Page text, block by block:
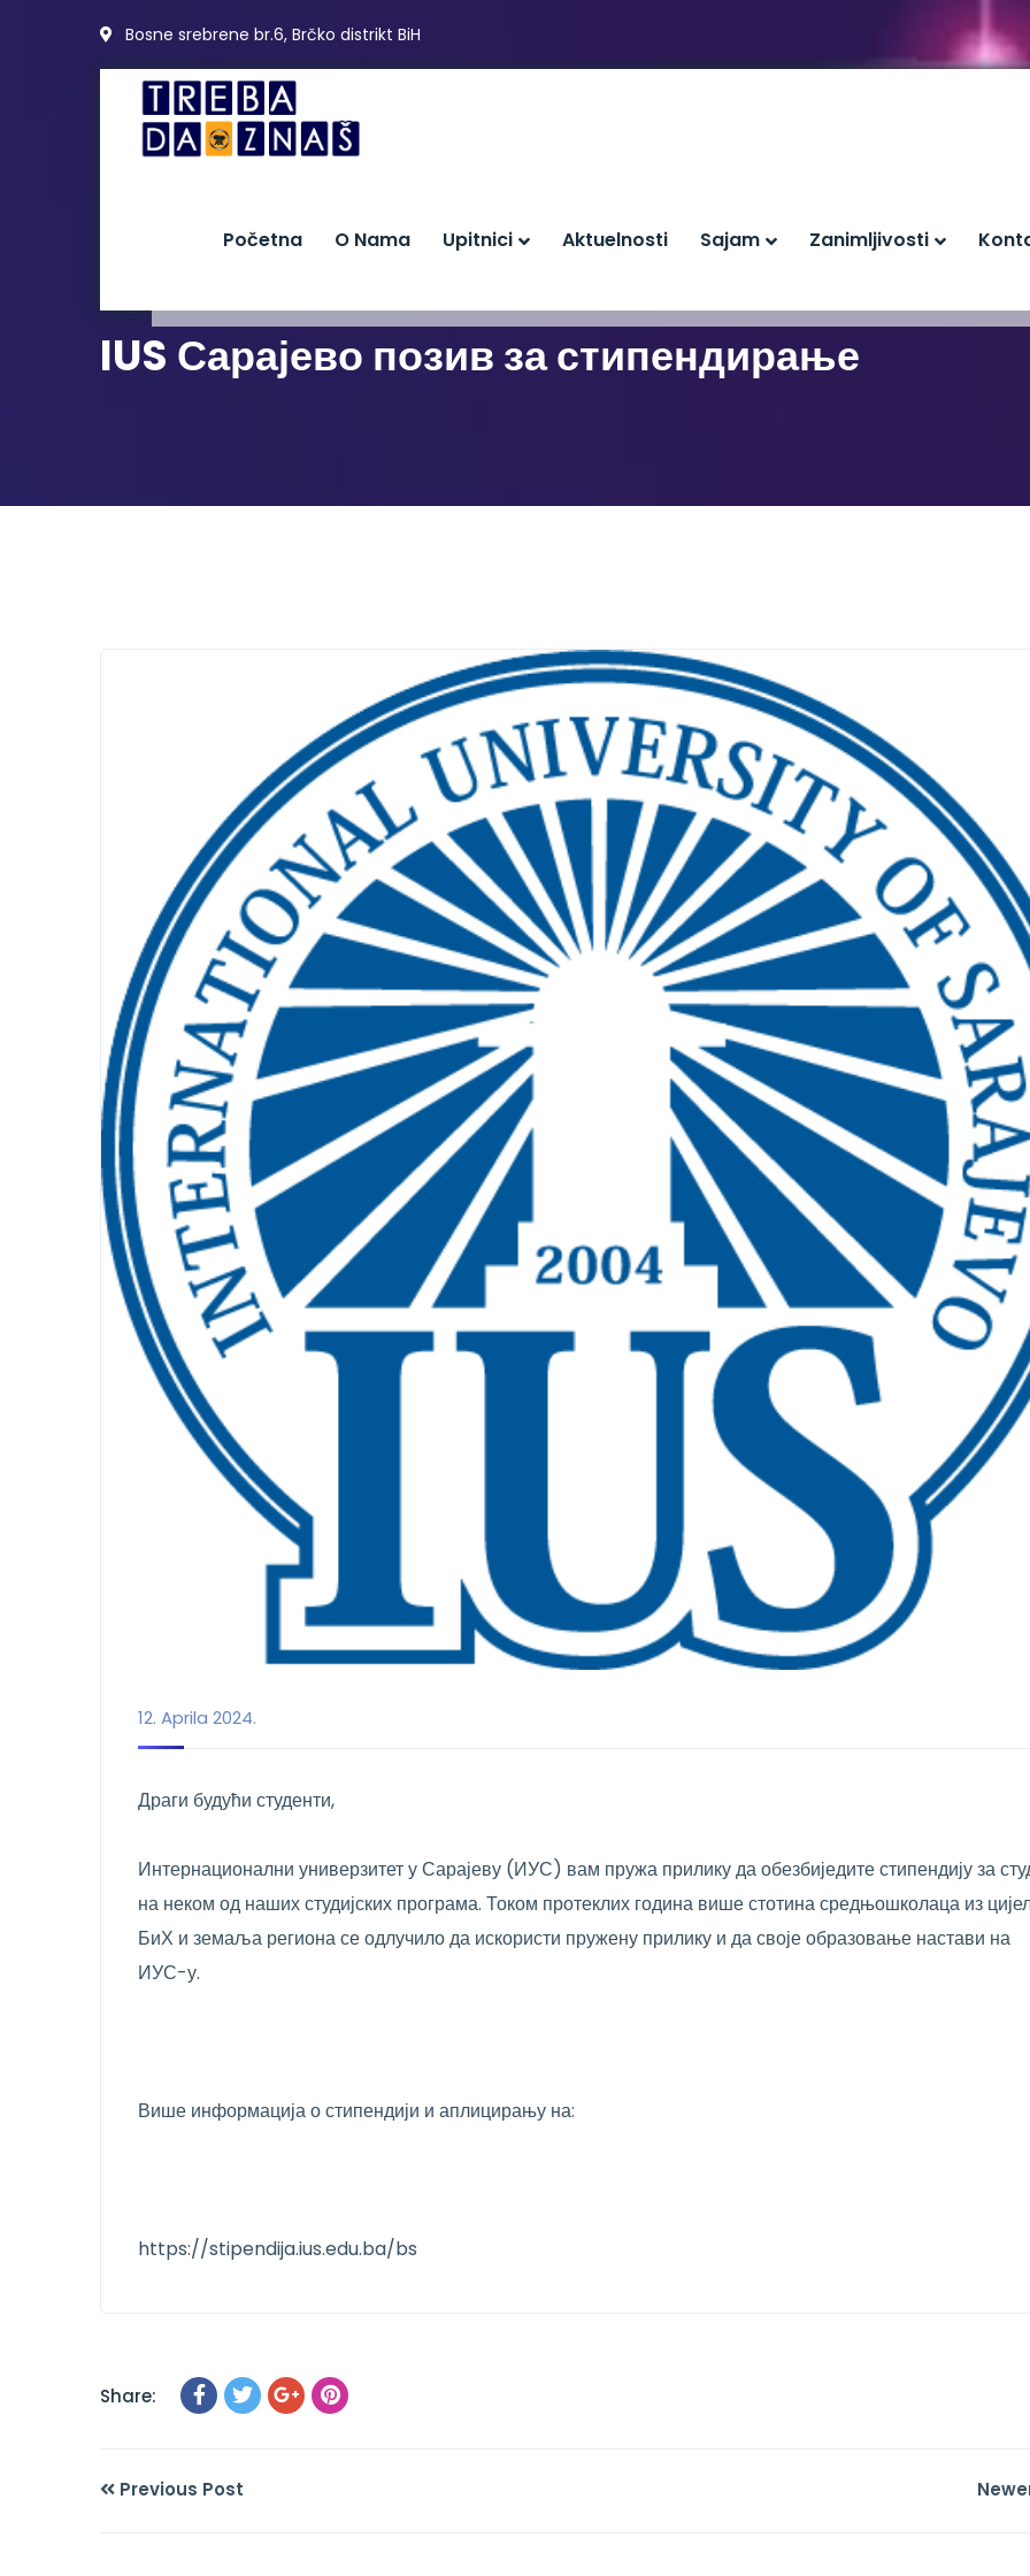
Bosne srebrene br.6, Brčko distrikt BiH
Početna O Nama Upitnici Aktuelnosti Sajam Zanimljivosti
IUS Сарајево позив за стипендирање
12. Aprila 2024.
Драги будући студенти,
Интернационални универзитет у Сарајеву (ИУС) вам пружа прилику да обезбиједите стипендију за
на неком од наших студијских програма. Током протеклих година више стотина средњошколаца из
БиХ и земаља региона се одлучило да искористи пружену прилику и да своје образовање настави на
ИУС-у.
Више информација о стипендији и аплицирању на:
https://stipendija.ius.edu.ba/bs
Share:
Previous Post